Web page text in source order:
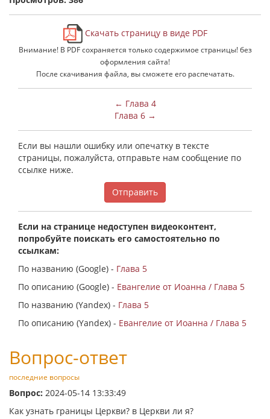
Скачать страницу в виде PDF
Внимание! В PDF сохраняется только содержимое страницы! без
оформления сайта!
После скачивания файла, вы сможете его распечатать.
← Глава 4
Глава 6 →
Если вы нашли ошибку или опечатку в тексте
страницы, пожалуйста, отправьте нам сообщение по
ссылке ниже.
Отправить
Если на странице недоступен видеоконтент,
попробуйте поискать его самостоятельно по
ссылкам:
По названию (Google) - Глава 5
По описанию (Google) - Евангелие от Иоанна / Глава 5
По названию (Yandex) - Глава 5
По описанию (Yandex) - Евангелие от Иоанна / Глава 5
Вопрос-ответ
последние вопросы
Вопрос: 2024-05-14 13:33:49
Как узнать границы Церкви? в Церкви ли я?